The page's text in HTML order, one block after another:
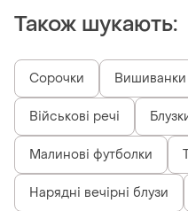
Також шукають:
Сорочки Вишиванки
Військові речі
Малинові футболки
Нарядні вечірні блузи